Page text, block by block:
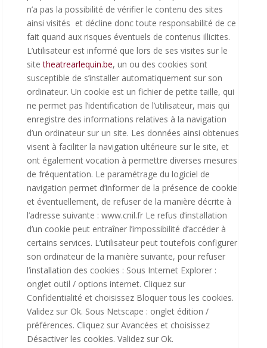
n’a pas la possibilité de vérifier le contenu des sites
ainsi visités et décline donc toute responsabilité de ce
fait quand aux risques éventuels de contenus illicites.
L’utilisateur est informé que lors de ses visites sur le
site theatrearlequin.be, un ou des cookies sont
susceptible de s’installer automatiquement sur son
ordinateur. Un cookie est un fichier de petite taille, qui
ne permet pas l’identification de l’utilisateur, mais qui
enregistre des informations relatives à la navigation
d’un ordinateur sur un site. Les données ainsi obtenues
visent à faciliter la navigation ultérieure sur le site, et
ont également vocation à permettre diverses mesures
de fréquentation. Le paramétrage du logiciel de
navigation permet d’informer de la présence de cookie
et éventuellement, de refuser de la manière décrite à
l’adresse suivante : www.cnil.fr Le refus d’installation
d’un cookie peut entraîner l’impossibilité d’accéder à
certains services. L’utilisateur peut toutefois configurer
son ordinateur de la manière suivante, pour refuser
l’installation des cookies : Sous Internet Explorer :
onglet outil / options internet. Cliquez sur
Confidentialité et choisissez Bloquer tous les cookies.
Validez sur Ok. Sous Netscape : onglet édition /
préférences. Cliquez sur Avancées et choisissez
Désactiver les cookies. Validez sur Ok.